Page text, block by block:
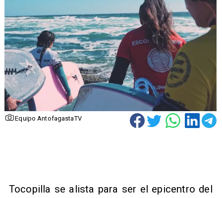
Equipo AntofagastaTV
​Tocopilla se alista para ser el epicentro del